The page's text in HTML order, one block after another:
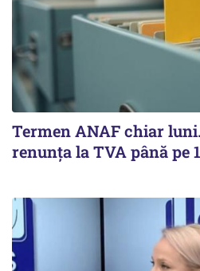
Termen ANAF chiar
renunța la TVA până pe